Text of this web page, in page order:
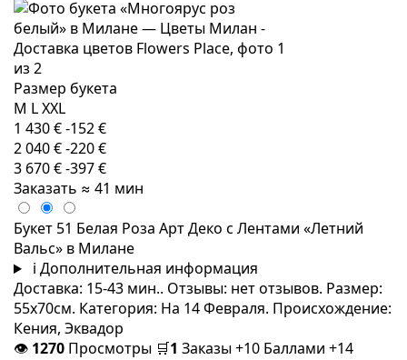
Размер букета
M LXXL
1 430 €-152 €
2 040 €-220 €
3 670 €-397 €
Заказать ≈ 41 мин
Букет 51 Белая Роза Арт Деко с Лентами «Летний
Вальс» в Милане
i Дополнительная информация
Доставка: 15-43 мин.. Отзывы: нет отзывов. Размер:
55x70см. Категория: На 14 Февраля. Происхождение:
Кения, Эквадор
👁 1270 Просмотры 🛒1 Заказы+10 Баллами +14